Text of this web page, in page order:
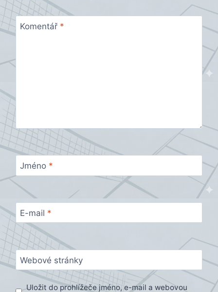
Komentář *
Jméno *
E-mail *
Webové stránky
Uložit do prohlížeče jméno, e-mail a webovou